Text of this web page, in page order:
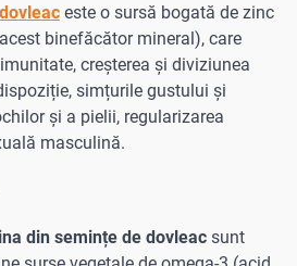
este o sursă bogată de zinc
binefăcător mineral), care
creșterea și diviziunea
simțurile gustului și
și a pielii, regularizarea
masculină.
din semințe de dovleac sunt